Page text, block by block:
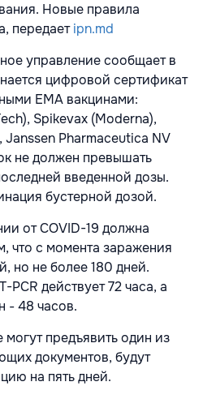
Новые правила
передаетipn.md
управление сообщает в
цифровой сертификат
EMA вакцинами:
Spikevax (Moderna),
Pharmaceutica NV
не должен превышать
введенной дозы.
бустерной дозой.
от COVID-19 должна
что с момента заражения
но не более 180 дней.
PCR действует 72 часа, а
- 48 часов.
предъявить один из
документов, будут
на пять дней.